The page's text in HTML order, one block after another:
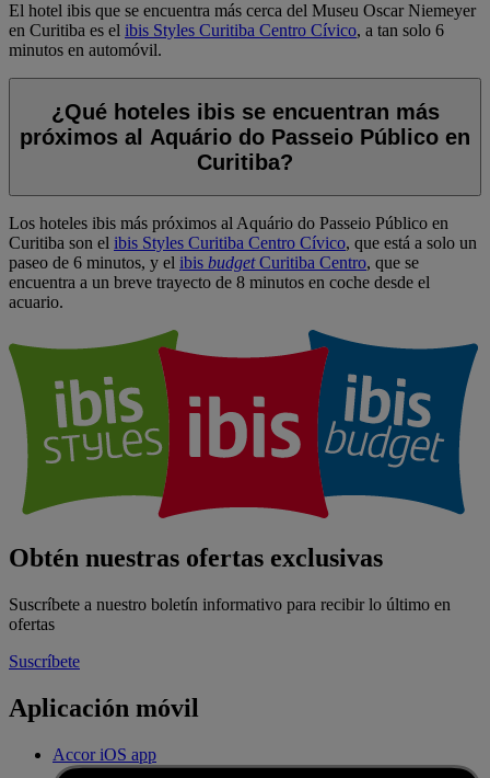
El hotel ibis que se encuentra más cerca del Museu Oscar Niemeyer
en Curitiba es el ibis Styles Curitiba Centro Cívico, a tan solo 6
minutos en automóvil.
¿Qué hoteles ibis se encuentran más
próximos al Aquário do Passeio Público en
Curitiba?
Los hoteles ibis más próximos al Aquário do Passeio Público en
Curitiba son el ibis Styles Curitiba Centro Cívico, que está a solo un
paseo de 6 minutos, y el ibis budgetCuritiba Centro, que se
encuentra a un breve trayecto de 8 minutos en coche desde el
acuario.
Obtén nuestras ofertas exclusivas
Suscríbete a nuestro boletín informativo para recibir lo último en
ofertas
Suscríbete
Aplicación móvil
Accor iOS app